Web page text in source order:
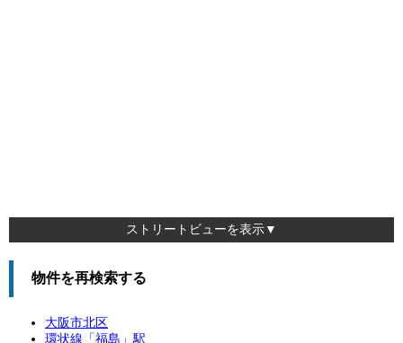
ストリートビューを表示▼
物件を再検索する
大阪市北区
環状線「 福島 」駅